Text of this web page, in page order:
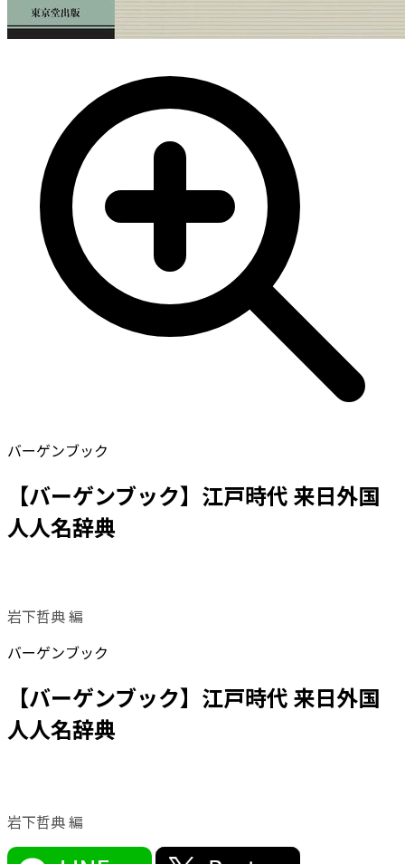
バーゲンブック
【バーゲンブック】江戸時代 来日外国
人人名辞典
岩下哲典 編
バーゲンブック
【バーゲンブック】江戸時代 来日外国
人人名辞典
岩下哲典 編